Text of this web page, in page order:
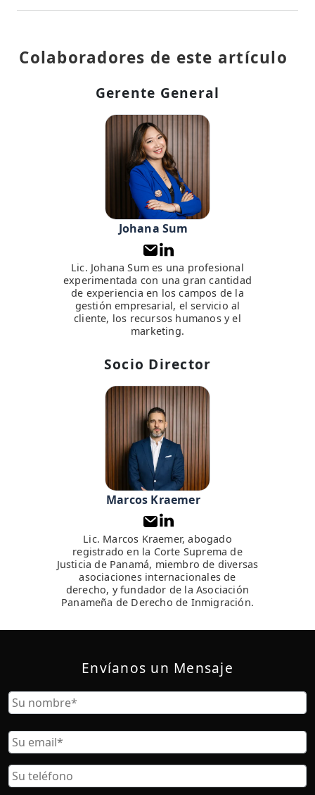
Colaboradores de este artículo
Gerente General
Johana Sum
Lic. Johana Sum es una profesional
experimentada con una gran cantidad
de experiencia en los campos de la
gestión empresarial, el servicio al
cliente, los recursos humanos y el
marketing.
Socio Director
Marcos Kraemer
Lic. Marcos Kraemer, abogado
registrado en la Corte Suprema de
Justicia de Panamá, miembro de diversas
asociaciones internacionales de
derecho, y fundador de la Asociación
Panameña de Derecho de Inmigración.
Envíanos un Mensaje
Nombre
Correo
Electrónico
Teléfono